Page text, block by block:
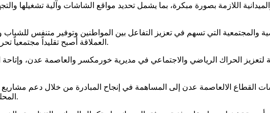
اللازمة بصورة مبكرة، بما يشمل تحديد مواقع الشاشات وآلية تشغيلها
والمجتمعية التي تسهم في تعزيز التفاعل بين المواطنين وتوفير متنفس
العملاقة أصبح تقليداً مجتمعياً تحرص المديرية على استمراره لما يخلقه من أجواء جماهيرية مميزة.
الحراك الرياضي والاجتماعي في مديرية خورمكسر والعاصمة عدن، وإتاحة
القطاع الالعاصمة عدن إلى المساهمة في إنجاح المبادرة من خلال دعم
المحلية لتقديم التسهيلات والتنسيقات اللازمة للراغبين في المشاركة.